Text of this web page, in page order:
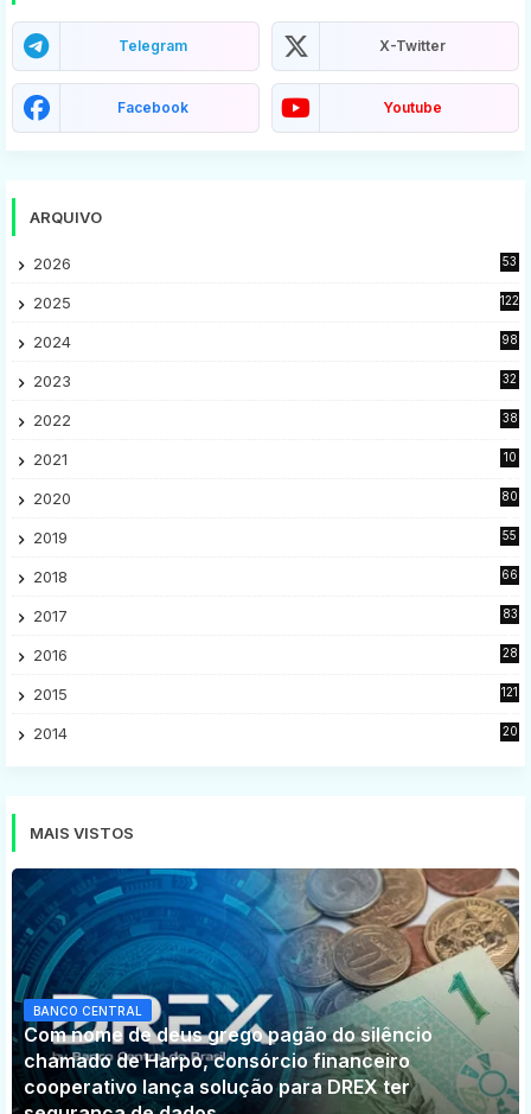
Telegram X-Twitter
Facebook Youtube
ARQUIVO
2026 53
2025 122
2024 98
2023
32
2022
38
2021
10
2020
80
2019
55
2018
66
2017
83
2016
28
2015
121
2014
20
MAIS VISTOS
BANCO CENTRAL
Com nome de deus grego pagão do silêncio
chamado de Harpo, consórcio financeiro
cooperativo lança solução para DREX ter